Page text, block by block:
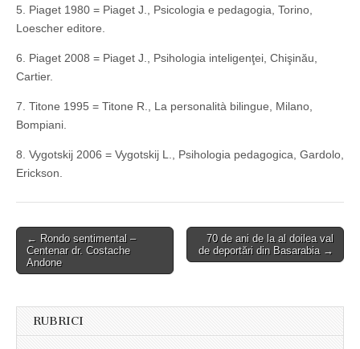
5. Piaget 1980 = Piaget J., Psicologia e pedagogia, Torino,
Loescher editore.
6. Piaget 2008 = Piaget J., Psihologia inteligenţei, Chişinău,
Cartier.
7. Titone 1995 = Titone R., La personalità bilingue, Milano,
Bompiani.
8. Vygotskij 2006 = Vygotskij L., Psihologia pedagogica, Gardolo,
Erickson.
Post
navigation
← Rondo sentimental –
Centenar dr. Costache
Andone
70 de ani de la al doilea val
de deportări din Basarabia →
RUBRICI